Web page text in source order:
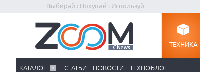
Выбирай : Покупай : Используй
ТЕХНИКА
КАТАЛОГ СТАТЬИ НОВОСТИ ТЕХНОБЛОГ